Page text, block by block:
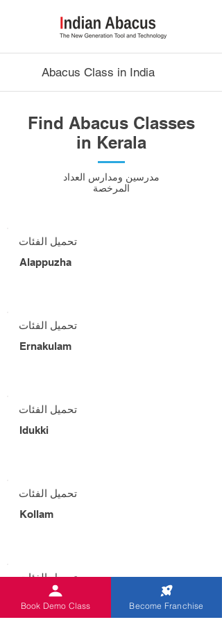
Abacus Class in India
Find Abacus Classes
in Kerala
مدرسين ومدارس العداد
المرخصة
تحميل الفئات
Alappuzha
تحميل الفئات
Ernakulam
تحميل الفئات
Idukki
تحميل الفئات
Kollam
تحميل الفئات
Kottayam
Book Demo Class Become Franchise